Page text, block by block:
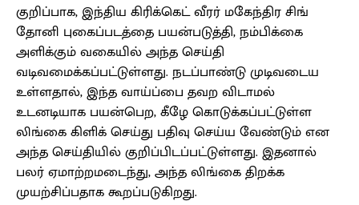
குறிப்பாக, இந்திய கிரிக்கெட் வீரர் மகேந்திர சிங்
தோனி புகைப்படத்தை பயன்படுத்தி, நம்பிக்கை
அளிக்கும் வகையில் அந்த செய்தி
வடிவமைக்கப்பட்டுள்ளது. நடப்பாண்டு முடிவடைய
உள்ளதால், இந்த வாய்ப்பை தவற விடாமல்
உடனடியாக பயன்பெற, கீழே கொடுக்கப்பட்டுள்ள
லிங்கை கிளிக் செய்து பதிவு செய்ய வேண்டும் என
அந்த செய்தியில் குறிப்பிடப்பட்டுள்ளது. இதனால்
பலர் ஏமாற்றமடைந்து, அந்த லிங்கை திறக்க
முயற்சிப்பதாக கூறப்படுகிறது.